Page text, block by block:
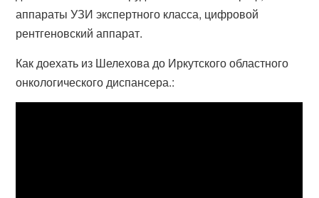
аппараты УЗИ экспертного класса, цифровой
рентгеновский аппарат.
Как доехать из Шелехова до Иркутского областного
онкологического диспансера.: